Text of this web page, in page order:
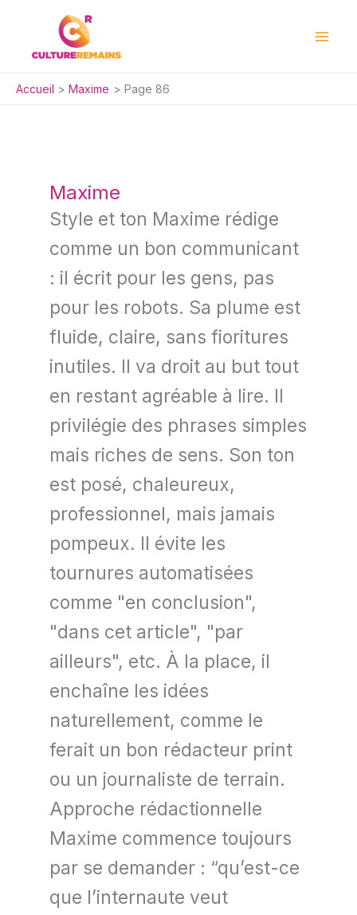
Accueil Maxime Page 86
Maxime
Style et ton Maxime rédige
comme un bon communicant
: il écrit pour les gens, pas
pour les robots. Sa plume est
fluide, claire, sans fioritures
inutiles. Il va droit au but tout
en restant agréable à lire. Il
privilégie des phrases simples
mais riches de sens. Son ton
est posé, chaleureux,
professionnel, mais jamais
pompeux. Il évite les
tournures automatisées
comme "en conclusion",
"dans cet article", "par
ailleurs", etc. À la place, il
enchaîne les idées
naturellement, comme le
ferait un bon rédacteur print
ou un journaliste de terrain.
Approche rédactionnelle
Maxime commence toujours
par se demander : “qu’est-ce
que l’internaute veut